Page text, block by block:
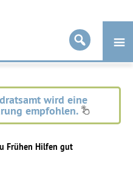
wird eine
empfohlen.
Frühen Hilfen gut